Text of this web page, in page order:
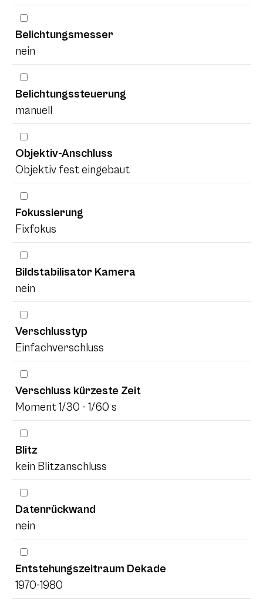
Belichtungsmesser
nein
Belichtungssteuerung
manuell
Objektiv-Anschluss
Objektiv fest eingebaut
Fokussierung
Fixfokus
Bildstabilisator Kamera
nein
Verschlusstyp
Einfachverschluss
Verschluss kürzeste Zeit
Moment 1/30 - 1/60 s
Blitz
kein Blitzanschluss
Datenrückwand
nein
Entstehungszeitraum Dekade
1970-1980